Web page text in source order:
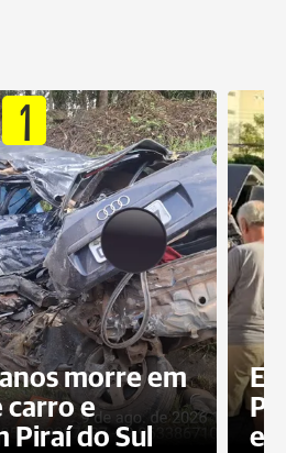
1
morre em
carro e
Piraí do Sul